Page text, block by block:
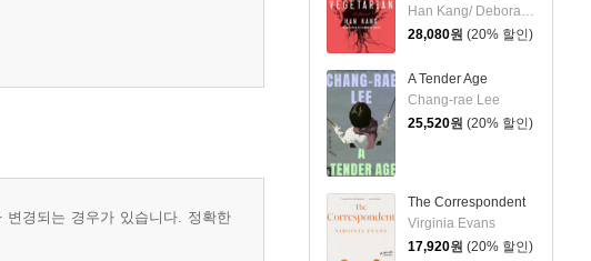
Han Kang/ Deborah Smith (TRN)
28,080원 (20% 할인)
A Tender Age
Chang-rae Lee
25,520원 (20% 할인)
The Correspondent
Virginia Evans
17,920원 (20% 할인)
경되는 경우가 있습니다. 정확한